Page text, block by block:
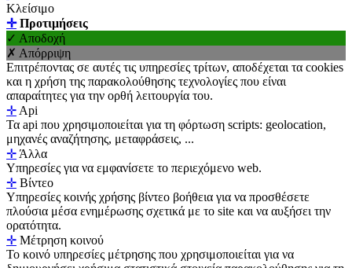
Κλείσιμο
✛Προτιμήσεις
✓ Αποδοχή
✗ Απόρριψη
Επιτρέποντας σε αυτές τις υπηρεσίες τρίτων, αποδέχεται τα cookies
και η χρήση της παρακολούθησης τεχνολογίες που είναι
απαραίτητες για την ορθή λειτουργία του.
✛ Api
Τα api που χρησιμοποιείται για τη φόρτωση scripts: geolocation,
μηχανές αναζήτησης, μεταφράσεις, ...
✛ Άλλα
Υπηρεσίες για να εμφανίσετε το περιεχόμενο web.
✛ Βίντεο
Υπηρεσίες κοινής χρήσης βίντεο βοήθεια για να προσθέσετε
πλούσια μέσα ενημέρωσης σχετικά με το site και να αυξήσει την
ορατότητα.
✛ Μέτρηση κοινού
Το κοινό υπηρεσίες μέτρησης που χρησιμοποιείται για να